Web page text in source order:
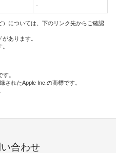
-
については、下のリンク先からご確認
あります。
。
されたApple Inc.の商標です。
合わせ